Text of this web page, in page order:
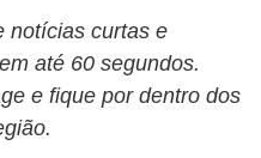
notícias curtas e
até 60 segundos.
e fique por dentro dos